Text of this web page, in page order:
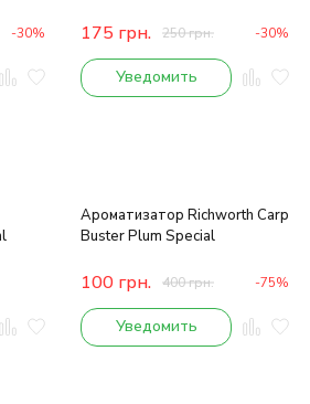
-30% 175 грн. 250грн. -30%
Уведомить
Ароматизатор Richworth Carp
Buster Plum Special
100 грн. 400грн. -75%
Уведомить